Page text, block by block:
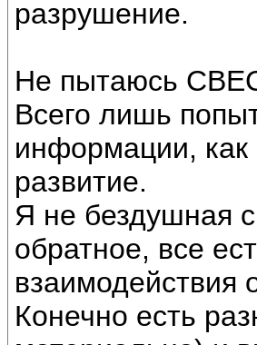
разрушение.
Не пытаюсь
Всего лишь
информации, как
развитие.
Я не бездушная
обратное, все
взаимодействия
Конечно есть